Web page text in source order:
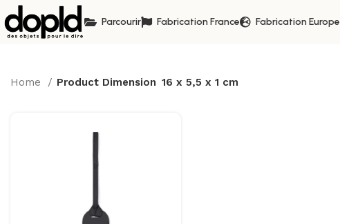
Parcourir Fabrication France Fabrication Europe
Home Product Dimension 16 x 5,5 x 1 cm